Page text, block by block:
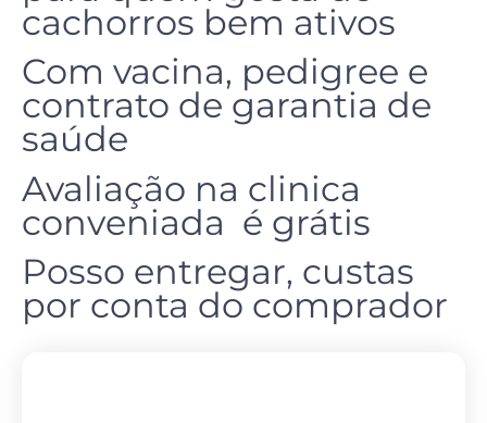
cachorros bem ativos
Com vacina, pedigree e
contrato de garantia de
saúde
Avaliação na clinica
conveniada é grátis
Posso entregar, custas
por conta do comprador